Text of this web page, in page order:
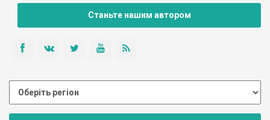
Станьте нашим автором